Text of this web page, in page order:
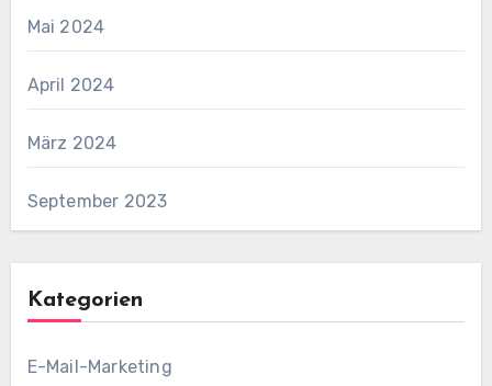
Mai 2024
April 2024
März 2024
September 2023
Kategorien
E-Mail-Marketing